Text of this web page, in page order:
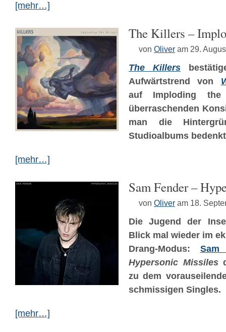
[mehr…]
The Killers –
von Oliver am 29.
The Killers
Aufwärtstrend von
auf Imploding
überraschenden
man die
Studioalbums
[mehr…]
Sam Fender –
von Oliver am 18.
Die Jugend der
Blick mal wieder im
Drang-Modus: Sam
Hypersonic Missiles
zu dem
schmissigen Singles.
[mehr…]